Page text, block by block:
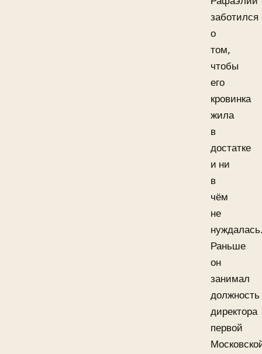
заботился
о
том,
чтобы
его
кровинка
жила
в
достатке
и ни
в
чём
не
Раньше
он
занимал
должность
директора
первой